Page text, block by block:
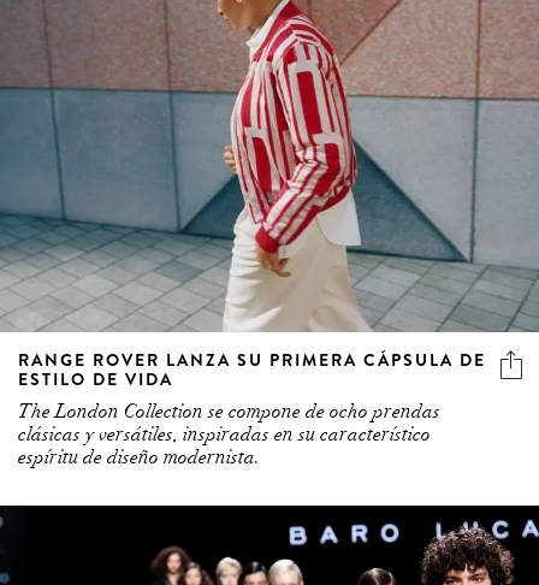
RANGE ROVER LANZA SU PRIMERA CÁPSULA DE
ESTILO DE VIDA
The London Collection se compone de ocho prendas
clásicas y versátiles, inspiradas en su característico
espíritu de diseño modernista.